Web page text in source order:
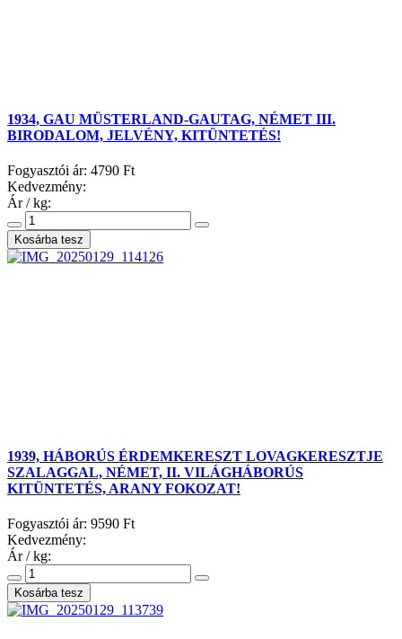
1934, GAU MÜSTERLAND-GAUTAG, NÉMET III.
BIRODALOM, JELVÉNY, KITÜNTETÉS!
Fogyasztói ár: 4790 Ft
Kedvezmény:
Ár / kg:
1939, HÁBORÚS ÉRDEMKERESZT LOVAGKERESZTJE
SZALAGGAL, NÉMET, II. VILÁGHÁBORÚS
KITÜNTETÉS, ARANY FOKOZAT!
Fogyasztói ár: 9590 Ft
Kedvezmény:
Ár / kg: